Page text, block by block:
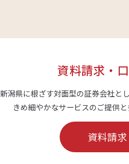
資料請求・
新潟県に根ざす対面型の証券会社と
きめ細やかなサービスのご提供
資料請